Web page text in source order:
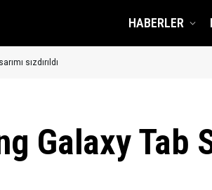
HABERLER
sızdırıldı
Galaxy Tab